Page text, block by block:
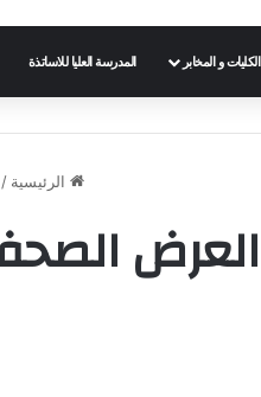
الكليات و المخابر المدرسة العليا للاساتذة
الرئيسية /
العرض